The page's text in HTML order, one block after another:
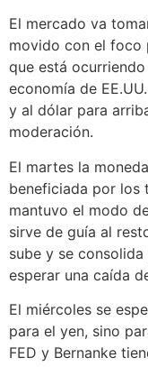
El mercado va
movido con el foco
que está
economía de
y al dólar para
moderación.
El martes la
beneficiada por los
mantuvo el modo
sirve de guía al
sube y se
esperar una caída
El miércoles se
para el yen, sino
FED y Bernanke